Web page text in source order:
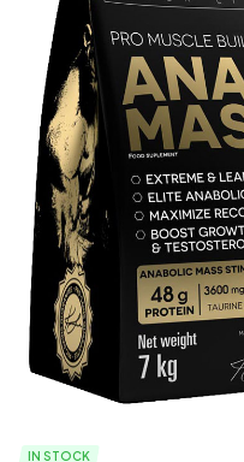
IN STOCK